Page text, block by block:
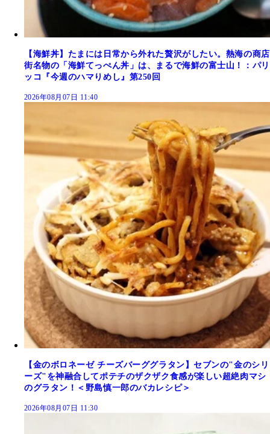
【海鮮丼】たまには日常から外れた贅沢がしたい。熱海の商店
街名物の「海鮮てっぺん丼」は、まるで海鮮の富士山！：パリ
ッコ『今週のハマりめし』第250回
2026年08月07日 11:40
【金のボロネーゼ チーズバーググラタン】セブンの"金のシリ
ーズ"を神融合してポテチのザクザク食感が楽しい超絶肉マシ
のグラタン！＜野島慎一郎のバカレシピ＞
2026年08月07日 11:30